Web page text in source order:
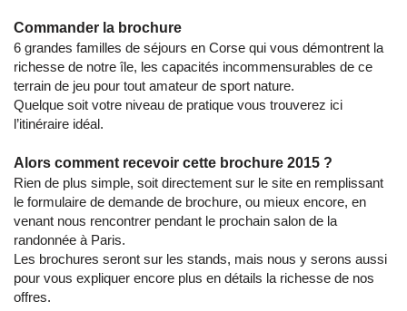
Commander la brochure
6 grandes familles de séjours en Corse qui vous démontrent la
richesse de notre île, les capacités incommensurables de ce
terrain de jeu pour tout amateur de sport nature.
Quelque soit votre niveau de pratique vous trouverez ici
l’itinéraire idéal.
Alors comment recevoir cette brochure 2015 ?
Rien de plus simple, soit directement sur le site en remplissant
le formulaire de demande de brochure, ou mieux encore, en
venant nous rencontrer pendant le prochain salon de la
randonnée à Paris.
Les brochures seront sur les stands, mais nous y serons aussi
pour vous expliquer encore plus en détails la richesse de nos
offres.